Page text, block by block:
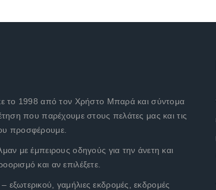
το 1998 από τον Χρήστο Μπαρά και σύντομα
που παρέχουμε στους πελάτες μας και τις
προσφέρουμε.
με έμπειρους οδηγούς για την άνετη και
και αν επιλέξετε.
γαμήλιες εκδρομές, εκδρομές